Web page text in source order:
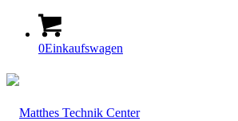
0Einkaufswagen